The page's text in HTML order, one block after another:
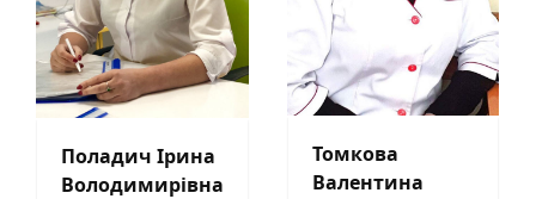
Поладич Ірина
Володимирівна
Томкова
Валентина